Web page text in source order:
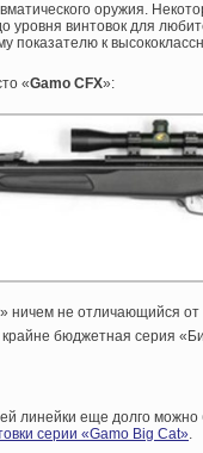
оружия.
уровня винтовок для
показателю к
«Gamo CFX»:
не отличающийся от
бюджетная серия
линейки еще долго
серии «Gamo Big Cat».